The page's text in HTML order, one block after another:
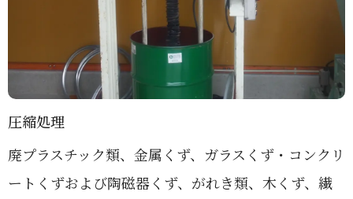
圧縮処理
廃プラスチック類、金属くず、ガラスくず・コンクリ
ートくずおよび陶磁器くず、がれき類、木くず、繊